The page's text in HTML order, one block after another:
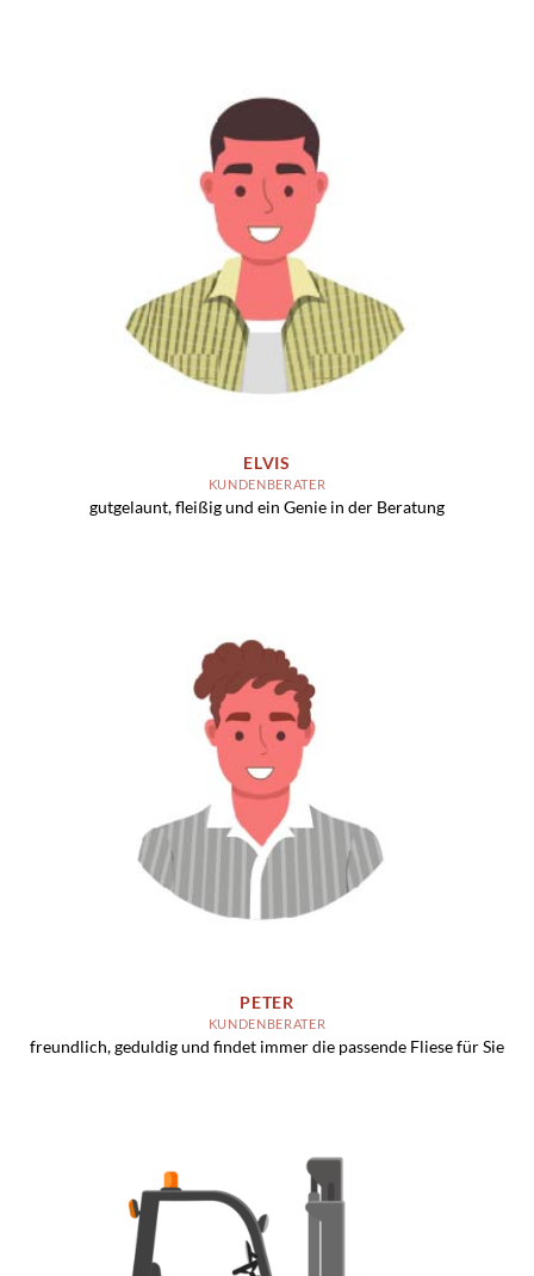
ELVIS
KUNDENBERATER
gutgelaunt, fleißig und ein Genie in der Beratung
PETER
KUNDENBERATER
freundlich, geduldig und findet immer die passende Fliese für Sie